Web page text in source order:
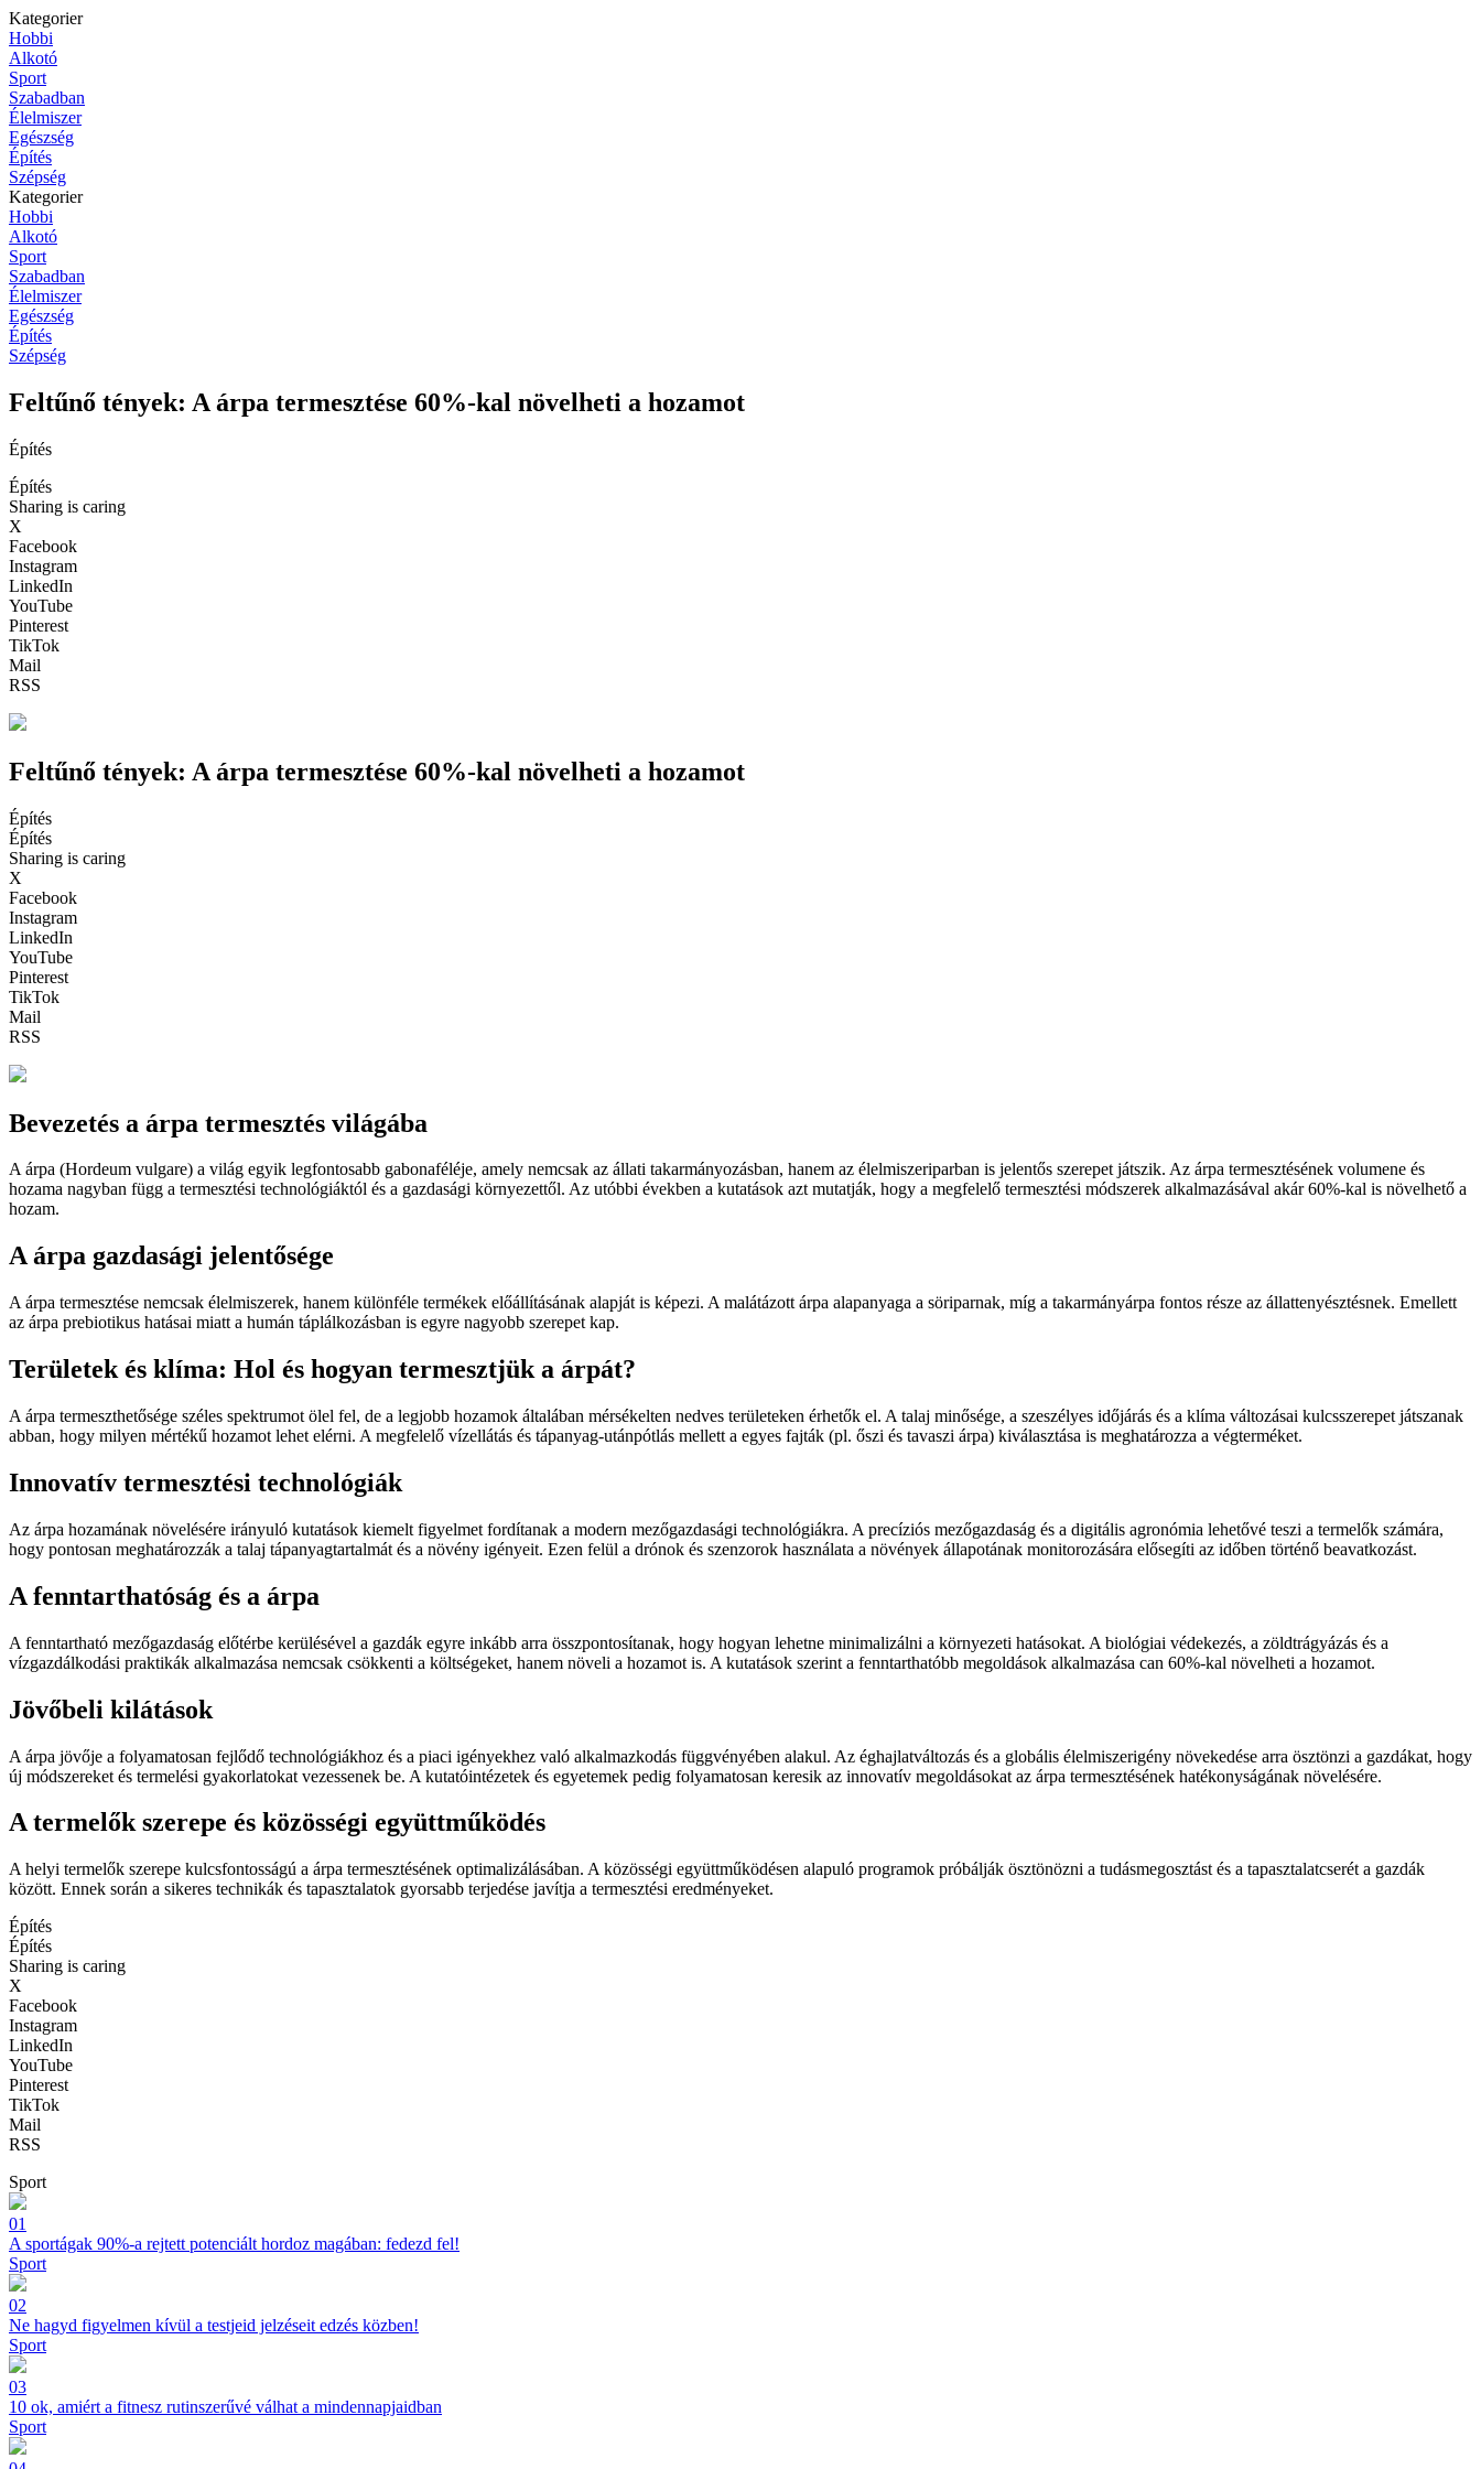
Kategorier
Hobbi
Alkotó
Sport
Szabadban
Élelmiszer
Egészség
Építés
Szépség
Kategorier
Hobbi
Alkotó
Sport
Szabadban
Élelmiszer
Egészség
Építés
Szépség
Feltűnő tények: A árpa termesztése 60%-kal növelheti a hozamot
Építés
Építés
Sharing is caring
X
Facebook
Instagram
LinkedIn
YouTube
Pinterest
TikTok
Mail
RSS
Feltűnő tények: A árpa termesztése 60%-kal növelheti a hozamot
Építés
Építés
Sharing is caring
X
Facebook
Instagram
LinkedIn
YouTube
Pinterest
TikTok
Mail
RSS
Bevezetés a árpa termesztés világába
A árpa (Hordeum vulgare) a világ egyik legfontosabb gabonaféléje, amely nemcsak az állati takarmányozásban, hanem az élelmiszeriparban is jelentős szerepet játszik. Az árpa termesztésének volumene és
hozama nagyban függ a termesztési technológiáktól és a gazdasági környezettől. Az utóbbi években a kutatások azt mutatják, hogy a megfelelő termesztési módszerek alkalmazásával akár 60%-kal is növelhető a
hozam.
A árpa gazdasági jelentősége
A árpa termesztése nemcsak élelmiszerek, hanem különféle termékek előállításának alapját is képezi. A malátázott árpa alapanyaga a söriparnak, míg a takarmányárpa fontos része az állattenyésztésnek. Emellett
az árpa prebiotikus hatásai miatt a humán táplálkozásban is egyre nagyobb szerepet kap.
Területek és klíma: Hol és hogyan termesztjük a árpát?
A árpa termeszthetősége széles spektrumot ölel fel, de a legjobb hozamok általában mérsékelten nedves területeken érhetők el. A talaj minősége, a szeszélyes időjárás és a klíma változásai kulcsszerepet játszanak
abban, hogy milyen mértékű hozamot lehet elérni. A megfelelő vízellátás és tápanyag-utánpótlás mellett a egyes fajták (pl. őszi és tavaszi árpa) kiválasztása is meghatározza a végterméket.
Innovatív termesztési technológiák
Az árpa hozamának növelésére irányuló kutatások kiemelt figyelmet fordítanak a modern mezőgazdasági technológiákra. A precíziós mezőgazdaság és a digitális agronómia lehetővé teszi a termelők számára,
hogy pontosan meghatározzák a talaj tápanyagtartalmát és a növény igényeit. Ezen felül a drónok és szenzorok használata a növények állapotának monitorozására elősegíti az időben történő beavatkozást.
A fenntarthatóság és a árpa
A fenntartható mezőgazdaság előtérbe kerülésével a gazdák egyre inkább arra összpontosítanak, hogy hogyan lehetne minimalizálni a környezeti hatásokat. A biológiai védekezés, a zöldtrágyázás és a
vízgazdálkodási praktikák alkalmazása nemcsak csökkenti a költségeket, hanem növeli a hozamot is. A kutatások szerint a fenntarthatóbb megoldások alkalmazása can 60%-kal növelheti a hozamot.
Jövőbeli kilátások
A árpa jövője a folyamatosan fejlődő technológiákhoz és a piaci igényekhez való alkalmazkodás függvényében alakul. Az éghajlatváltozás és a globális élelmiszerigény növekedése arra ösztönzi a gazdákat, hogy
új módszereket és termelési gyakorlatokat vezessenek be. A kutatóintézetek és egyetemek pedig folyamatosan keresik az innovatív megoldásokat az árpa termesztésének hatékonyságának növelésére.
A termelők szerepe és közösségi együttműködés
A helyi termelők szerepe kulcsfontosságú a árpa termesztésének optimalizálásában. A közösségi együttműködésen alapuló programok próbálják ösztönözni a tudásmegosztást és a tapasztalatcserét a gazdák
között. Ennek során a sikeres technikák és tapasztalatok gyorsabb terjedése javítja a termesztési eredményeket.
Építés
Építés
Sharing is caring
X
Facebook
Instagram
LinkedIn
YouTube
Pinterest
TikTok
Mail
RSS
Sport
01
A sportágak 90%-a rejtett potenciált hordoz magában: fedezd fel!
Sport
02
Ne hagyd figyelmen kívül a testjeid jelzéseit edzés közben!
Sport
03
10 ok, amiért a fitnesz rutinszerűvé válhat a mindennapjaidban
Sport